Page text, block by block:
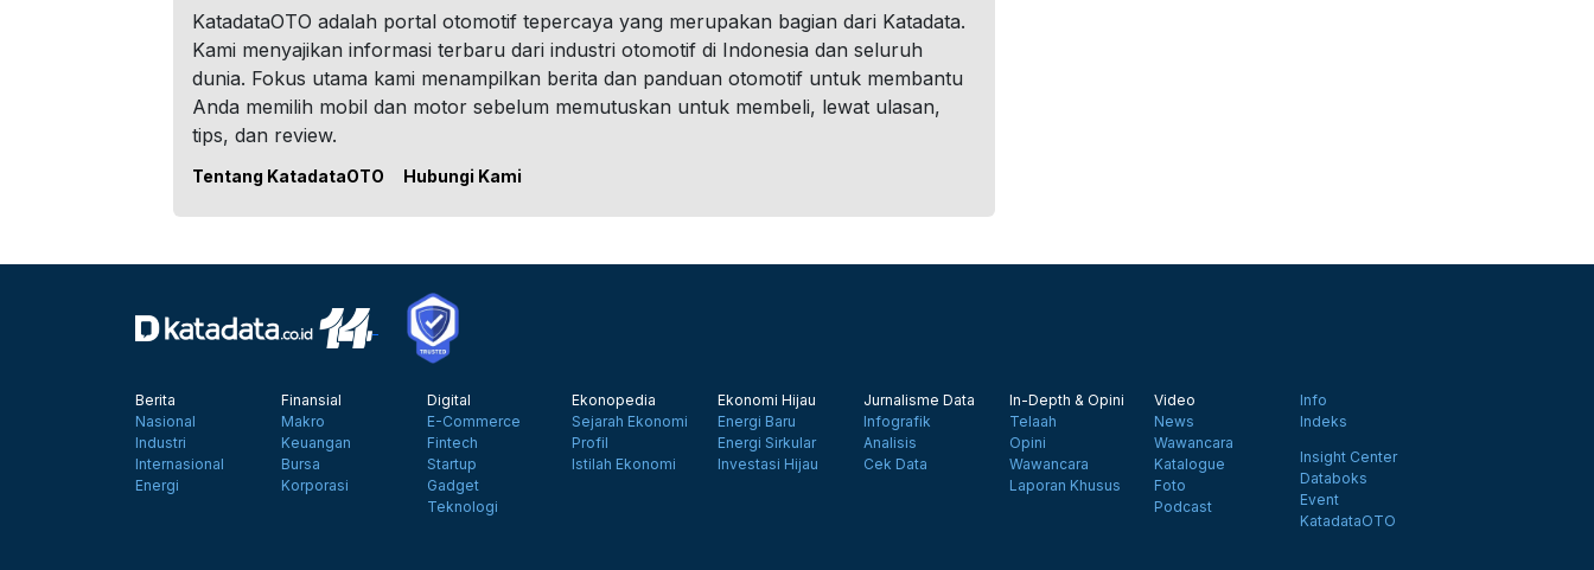
KatadataOTO adalah portal otomotif tepercaya yang merupakan bagian dari Katadata.
Kami menyajikan informasi terbaru dari industri otomotif di Indonesia dan seluruh
dunia. Fokus utama kami menampilkan berita dan panduan otomotif untuk membantu
Anda memilih mobil dan motor sebelum memutuskan untuk membeli, lewat ulasan,
tips, dan review.
Tentang KatadataOTO Hubungi Kami
Berita
Nasional
Industri
Internasional
Energi
Finansial
Makro
Keuangan
Bursa
Korporasi
Digital
E-Commerce
Fintech
Startup
Gadget
Teknologi
Ekonopedia
Sejarah Ekonomi
Profil
Istilah Ekonomi
Ekonomi Hijau
Energi Baru
Energi Sirkular
Investasi Hijau
Jurnalisme Data
Infografik
Analisis
Cek Data
In-Depth & Opini
Telaah
Opini
Wawancara
Laporan Khusus
Video
News
Wawancara
Katalogue
Foto
Podcast
Info
Indeks
Insight Center
Databoks
Event
KatadataOTO